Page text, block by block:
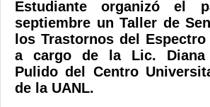
Estudiante organizó el
septiembre un Taller de
los Trastornos del
a cargo de la Lic. Diana
Pulido del Centro
de la UANL.